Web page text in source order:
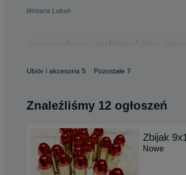
Militaria Luboń
Ubiór i akcesoria 5 Pozostałe 7
Znaleźliśmy 12 ogłoszeń
Zbijak
Nowe